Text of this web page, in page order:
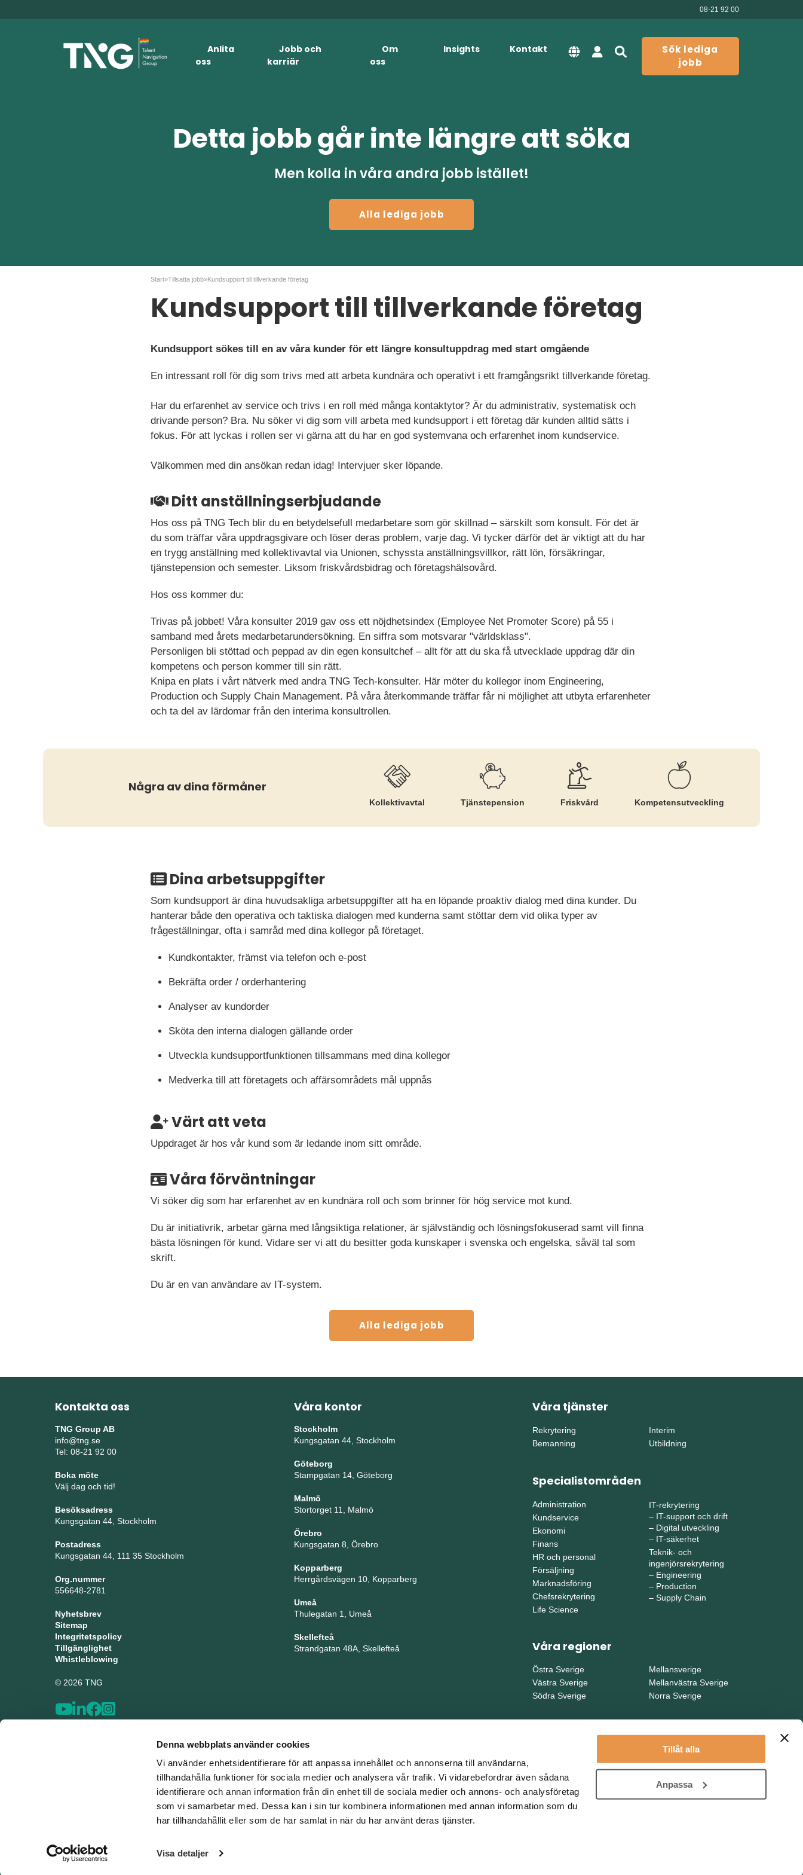
Denna webbplats använder cookies
Vi använder enhetsidentifierare för att anpassa innehållet och annonserna till användarna,
tillhandahålla funktioner för sociala medier och analysera vår trafik. Vi vidarebefordrar även sådana
identifierare och annan information från din enhet till de sociala medier och annons- och analysföretag
som vi samarbetar med. Dessa kan i sin tur kombinera informationen med annan information som du
har tillhandahållit eller som de har samlat in när du har använt deras tjänster.
Visa detaljer
Tillåt alla
Anpassa
08-21 92 00
Anlita
oss
Jobb och
karriär
Om
oss
Insights Kontakt
Sök lediga
jobb
Detta jobb går inte längre att söka
Men kolla in våra andra jobb istället!
Alla lediga jobb
Start»Tillsatta jobb»Kundsupport till tillverkande företag
Kundsupport till tillverkande företag
Kundsupport sökes till en av våra kunder för ett längre konsultuppdrag med start omgående
En intressant roll för dig som trivs med att arbeta kundnära och operativt i ett framgångsrikt tillverkande företag.
Har du erfarenhet av service och trivs i en roll med många kontaktytor? Är du administrativ, systematisk och
drivande person? Bra. Nu söker vi dig som vill arbeta med kundsupport i ett företag där kunden alltid sätts i
fokus. För att lyckas i rollen ser vi gärna att du har en god systemvana och erfarenhet inom kundservice.
Välkommen med din ansökan redan idag! Intervjuer sker löpande.
Ditt anställningserbjudande
Hos oss på TNG Tech blir du en betydelsefull medarbetare som gör skillnad – särskilt som konsult. För det är
du som träffar våra uppdragsgivare och löser deras problem, varje dag. Vi tycker därför det är viktigt att du har
en trygg anställning med kollektivavtal via Unionen, schyssta anställningsvillkor, rätt lön, försäkringar,
tjänstepension och semester. Liksom friskvårdsbidrag och företagshälsovård.
Hos oss kommer du:
Trivas på jobbet! Våra konsulter 2019 gav oss ett nöjdhetsindex (Employee Net Promoter Score) på 55 i
samband med årets medarbetarundersökning. En siffra som motsvarar "världsklass".
Personligen bli stöttad och peppad av din egen konsultchef – allt för att du ska få utvecklade uppdrag där din
kompetens och person kommer till sin rätt.
Knipa en plats i vårt nätverk med andra TNG Tech-konsulter. Här möter du kollegor inom Engineering,
Production och Supply Chain Management. På våra återkommande träffar får ni möjlighet att utbyta erfarenheter
och ta del av lärdomar från den interima konsultrollen.
Några av dina förmåner
Kollektiv­avtal Tjänste­pension Friskvård Kompetens­utveckling
Dina arbetsuppgifter
Som kundsupport är dina huvudsakliga arbetsuppgifter att ha en löpande proaktiv dialog med dina kunder. Du
hanterar både den operativa och taktiska dialogen med kunderna samt stöttar dem vid olika typer av
frågeställningar, ofta i samråd med dina kollegor på företaget.
Kundkontakter, främst via telefon och e-post
Bekräfta order / orderhantering
Analyser av kundorder
Sköta den interna dialogen gällande order
Utveckla kundsupportfunktionen tillsammans med dina kollegor
Medverka till att företagets och affärsområdets mål uppnås
Värt att veta
Uppdraget är hos vår kund som är ledande inom sitt område.
Våra förväntningar
Vi söker dig som har erfarenhet av en kundnära roll och som brinner för hög service mot kund.
Du är initiativrik, arbetar gärna med långsiktiga relationer, är självständig och lösningsfokuserad samt vill finna
bästa lösningen för kund. Vidare ser vi att du besitter goda kunskaper i svenska och engelska, såväl tal som
skrift.
Du är en van användare av IT-system.
Alla lediga jobb
Kontakta oss
TNG Group AB
info@tng.se
Tel: 08-21 92 00
Boka möte
Välj dag och tid!
Besöksadress
Kungsgatan 44, Stockholm
Postadress
Kungsgatan 44, 111 35 Stockholm
Org.nummer
556648-2781
Nyhetsbrev
Sitemap
Integritetspolicy
Tillgänglighet
Whistleblowing
© 2026 TNG
Våra kontor
Stockholm
Kungsgatan 44, Stockholm
Göteborg
Stampgatan 14, Göteborg
Malmö
Stortorget 11, Malmö
Örebro
Kungsgatan 8, Örebro
Kopparberg
Herrgårdsvägen 10, Kopparberg
Umeå
Thulegatan 1, Umeå
Skellefteå
Strandgatan 48A, Skellefteå
Våra tjänster
Rekrytering
Bemanning
Interim
Utbildning
Specialistområden
Administration
Kundservice
Ekonomi
Finans
HR och personal
Försäljning
Marknadsföring
Chefsrekrytering
Life Science
IT-rekrytering
– IT-support och drift
– Digital utveckling
– IT-säkerhet
Teknik- och
ingenjörsrekrytering
– Engineering
– Production
– Supply Chain
Våra regioner
Östra Sverige
Västra Sverige
Södra Sverige
Mellansverige
Mellanvästra Sverige
Norra Sverige
TNG är en del i företagsgruppen Key People Group